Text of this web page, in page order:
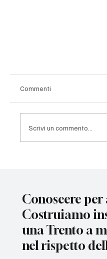
Commenti
Scrivi un commento...
Conoscere per
Costruiamo
una Trento a
nel rispetto